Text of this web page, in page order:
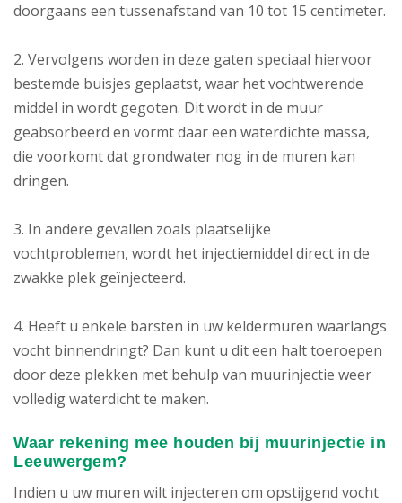
doorgaans een tussenafstand van 10 tot 15 centimeter.
2. Vervolgens worden in deze gaten speciaal hiervoor
bestemde buisjes geplaatst, waar het vochtwerende
middel in wordt gegoten. Dit wordt in de muur
geabsorbeerd en vormt daar een waterdichte massa,
die voorkomt dat grondwater nog in de muren kan
dringen.
3. In andere gevallen zoals plaatselijke
vochtproblemen, wordt het injectiemiddel direct in de
zwakke plek geïnjecteerd.
4. Heeft u enkele barsten in uw keldermuren waarlangs
vocht binnendringt? Dan kunt u dit een halt toeroepen
door deze plekken met behulp van muurinjectie weer
volledig waterdicht te maken.
Waar rekening mee houden bij muurinjectie in
Leeuwergem?
Indien u uw muren wilt injecteren om opstijgend vocht